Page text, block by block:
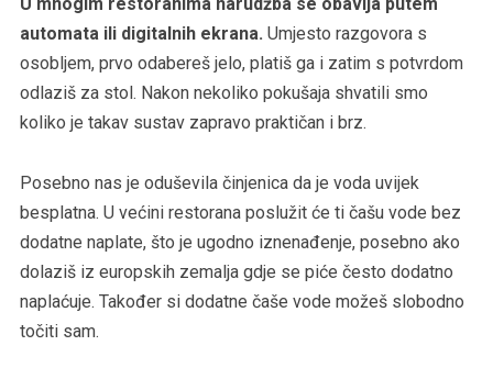
automata ili digitalnih ekrana. Umjesto razgovora s
osobljem, prvo odabereš jelo, platiš ga i zatim s potvrdom
odlaziš za stol. Nakon nekoliko pokušaja shvatili smo
koliko je takav sustav zapravo praktičan i brz.
Posebno nas je oduševila činjenica da je voda uvijek
besplatna. U većini restorana poslužit će ti čašu vode bez
dodatne naplate, što je ugodno iznenađenje, posebno ako
dolaziš iz europskih zemalja gdje se piće često dodatno
naplaćuje. Također si dodatne čaše vode možeš slobodno
točiti sam.